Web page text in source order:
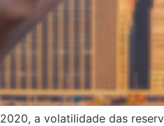
a volatilidade das